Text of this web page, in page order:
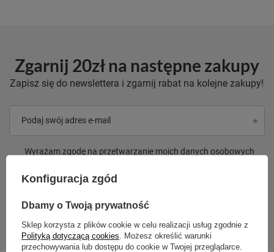
Zgarnij 20zł na następne zakupy
Zapisz się do newslettera i zgarnij rabat na kolejne zakupy!
Podaj swój adres e-mail
Wyrażam zgodę na przetwarzanie moich danych osobowych
handlową (marketing). Więcej w
Zapisz się
Konfiguracja zgód
Dbamy o Twoją prywatność
Sklep korzysta z plików cookie w celu realizacji usług zgodnie z
Polityką dotyczącą cookies . Możesz określić warunki
przechowywania lub dostępu do cookie w Twojej przeglądarce.